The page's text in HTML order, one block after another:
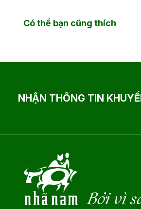
Có thể bạn cũng thích
NHẬN THÔNG TIN
Bởi vì